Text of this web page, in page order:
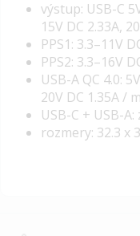
výstup: USB-C
15V DC 2.33A,
PPS1: 3.3–11V
PPS2: 3.3–16V
USB-A QC 4.0:
20V DC 1.35A /
USB-C + USB-
rozmery: 32.3 x